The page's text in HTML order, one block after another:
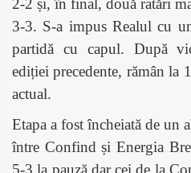
3-3. S-a impus Realul cu
partidă cu capul. După
ediției precedente, rămân la
actual.
Etapa a fost încheiată de un
între Confind și Energia
5-3 la pauză dar cei de la